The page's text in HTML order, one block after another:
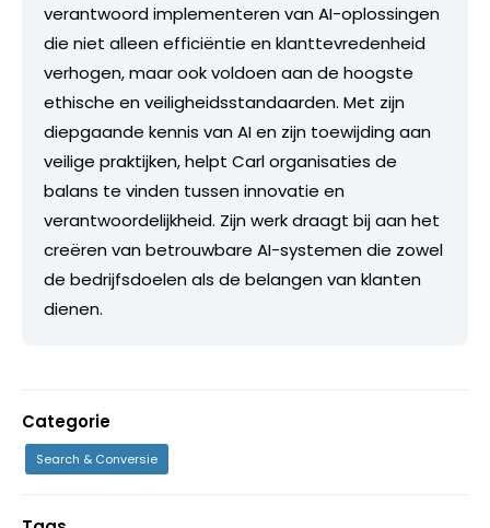
verantwoord implementeren van AI-oplossingen
die niet alleen efficiëntie en klanttevredenheid
verhogen, maar ook voldoen aan de hoogste
ethische en veiligheidsstandaarden. Met zijn
diepgaande kennis van AI en zijn toewijding aan
veilige praktijken, helpt Carl organisaties de
balans te vinden tussen innovatie en
verantwoordelijkheid. Zijn werk draagt bij aan het
creëren van betrouwbare AI-systemen die zowel
de bedrijfsdoelen als de belangen van klanten
dienen.
Categorie
Search & Conversie